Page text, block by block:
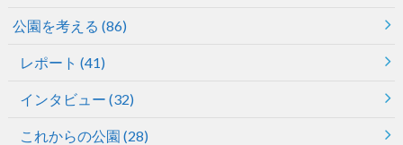
公園を考える (86)
レポート (41)
インタビュー (32)
これからの公園 (28)